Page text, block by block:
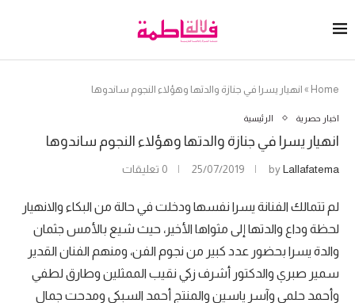
Home
» انهيار يسرا في جنازة والدتها وهؤلاء النجوم ساندوها
اخبار حصرية الرئيسية
انهيار يسرا في جنازة والدتها وهؤلاء النجوم ساندوها
byLallafatema
25/07/2019 0 تعليقات
لم تتمالك الفنانة يسرا نفسها ودخلت في حالة من البكاء والانهيار
لحظة وداع والدتها إلى مثواها الأخير، حيث شيع بالأمس جثمان
والدة يسرا بحضور عدد كبير من نجوم الفن، ومنهم الفنان القدير
سمير صبري والدكتور أشرف زكي نقيب الممثلين وطارق لطفي
وأحمد حلمي وآسر ياسين والمنتج أحمد السبكي ومدحت جمال